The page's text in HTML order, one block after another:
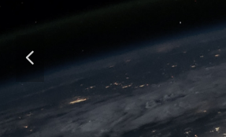
品质持
一站式配套服务，项目
넳